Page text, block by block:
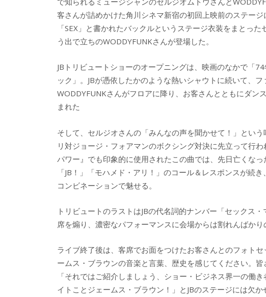
客さんが詰めかけた角川シネマ新宿の初回上映前のステー
「SEX」と書かれたバックルというステージ衣装をまとっ
う出で立ちのWODDYFUNKさんが登場した。
JBトリビュートショーのオープニングは、映画のなかで「
ック」。JBが憑依したかのような熱いシャウトに続いて、
WODDYFUNKさんがフロアに降り、お客さんとともにダ
まれた
そして、セルジオさんの「みんなの声を聞かせて！」とい
リ対ジョージ・フォアマンのボクシング対決に先立って行
パワー』でも印象的に使用されたこの曲では、先日亡くな
「JB！」「モハメド・アリ！」のコール＆レスポンスが続
コンビネーションで魅せる。
トリビュートのラストはJBの代名詞的ナンバー「セックス
席を煽り、濃密なパフォーマンスに会場からは割れんばかり
ライブ終了後は、客席でお面をつけたお客さんとのフォト
ームス・ブラウンの音楽と言葉、歴史を感じてください。
「それではご紹介しましょう、ショー・ビジネス界一の働
イトことジェームス・ブラウン！」とJBのステージには欠